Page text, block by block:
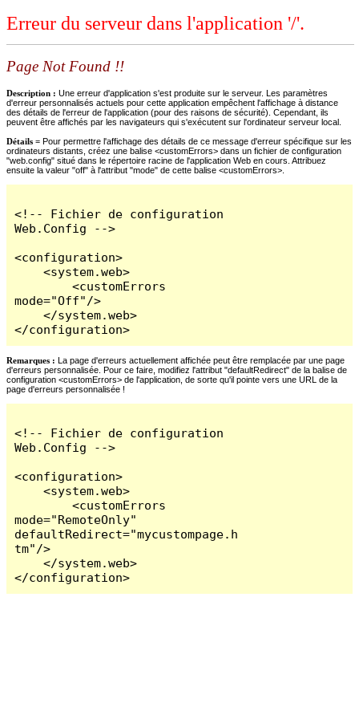
Erreur du serveur dans l'application '/'.
Page Not Found !!
Description : Une erreur d'application s'est produite sur le serveur. Les paramètres
d'erreur personnalisés actuels pour cette application empêchent l'affichage à distance
des détails de l'erreur de l'application (pour des raisons de sécurité). Cependant, ils
peuvent être affichés par les navigateurs qui s'exécutent sur l'ordinateur serveur local.
Détails = Pour permettre l'affichage des détails de ce message d'erreur spécifique sur les
ordinateurs distants, créez une balise <customErrors> dans un fichier de configuration
"web.config" situé dans le répertoire racine de l'application Web en cours. Attribuez
ensuite la valeur "off" à l'attribut "mode" de cette balise <customErrors>.
<!-- Fichier de configuration
Web.Config -->
<configuration>
    <system.web>
        <customErrors
mode="Off"/>
    </system.web>
</configuration>
Remarques : La page d'erreurs actuellement affichée peut être remplacée par une page
d'erreurs personnalisée. Pour ce faire, modifiez l'attribut "defaultRedirect" de la balise de
configuration <customErrors> de l'application, de sorte qu'il pointe vers une URL de la
page d'erreurs personnalisée !
<!-- Fichier de configuration
Web.Config -->
<configuration>
    <system.web>
        <customErrors
mode="RemoteOnly"
defaultRedirect="mycustompage.h
tm"/>
    </system.web>
</configuration>